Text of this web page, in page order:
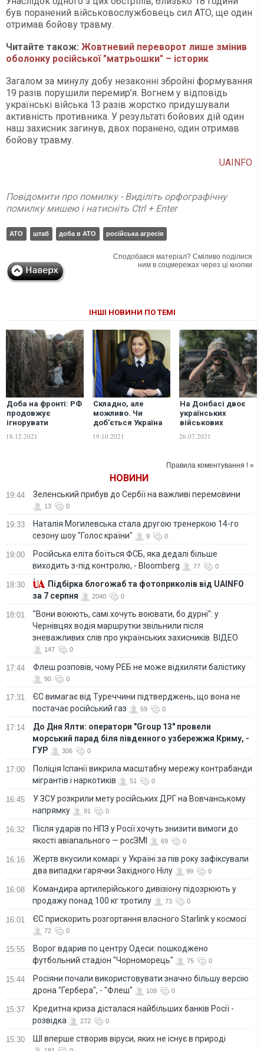
був поранений військовослужбовець сил АТО, ще один
отримав бойову травму.
Читайте також: Жовтневий переворот лише змінив
оболонку російської "матрьошки" – історик
Загалом за минулу добу незаконні збройні формування
19 разів порушили перемир’я. Вогнем у відповідь
українські війська 13 разів жорстко придушували
активність противника. У результаті бойових дій один
наш захисник загинув, двох поранено, один отримав
бойову травму.
UAINFO
Повідомити про помилку - Виділіть орфографічну
помилку мишею і натисніть Ctrl + Enter
АТО штаб доба в АТО російська агресія
Сподобався матеріал? Сміливо поділися
ним в соцмережах через ці кнопки
ІНШІ НОВИНИ ПО ТЕМІ
Доба на фронті: РФ
продовжує
ігнорувати
Тристоронньої
18.12.2021
Складно, але
можливо. Чи
доб'ється Україна
Поклонської з
19.10.2021
На Донбасі двоє
українських
військових
внаслідок обстрілів
26.07.2021
Правила коментування ! »
НОВИНИ
19:44 Зеленський прибув до Сербії на важливі перемовини
13 0
19:33
Наталія Могилевська стала другою тренеркою 14-го
сезону шоу "Голос країни"
9 0
19:00
Російська еліта боїться ФСБ, яка дедалі більше
виходить з-під контролю, - Bloomberg
77 0
18:30
Підбірка блогожаб та фотоприколів від UAINFO
за 7 серпня
2040 0
18:01
"Вони воюють, самі хочуть воювати, бо дурні": у
Чернівцях водія маршрутки звільнили після
зневажливих слів про українських захисників. ВІДЕО
147 0
17:44 Флеш розповів, чому РЕБ не може відхиляти балістику
90 0
17:31
ЄС вимагає від Туреччини підтверджень, що вона не
постачає російський газ
59 0
17:14
До Дня Ялти: оператори "Group 13" провели
морський парад біля південного узбережжя Криму, -
ГУР
306 0
17:00
Поліція Іспанії викрила масштабну мережу контрабанди
мігрантів і наркотиків
51 0
16:45
У ЗСУ розкрили мету російських ДРГ на Вовчанському
напрямку
91 0
16:32
Після ударів по НПЗ у Росії хочуть знизити вимоги до
якості авіапального — росЗМІ
69 0
16:16
Жертв вкусили комарі: у Україні за пів року зафіксували
два випадки гарячки Західного Нілу
99 0
16:08
Командира артилерійського дивізіону підозрюють у
продажу понад 100 кг тротилу
73 0
16:01 ЄС прискорить розгортання власного Starlink у космосі
72 0
15:55
Ворог вдарив по центру Одеси: пошкоджено
футбольний стадіон "Чорноморець"
75 0
15:44
Росіяни почали використовувати значно більшу версію
дрона "Гербера", - "Флеш"
109 0
15:37
Кредитна криза дісталася найбільших банків Росії -
розвідка
272 0
15:30 ШІ вперше створив віруси, яких не існує в природі